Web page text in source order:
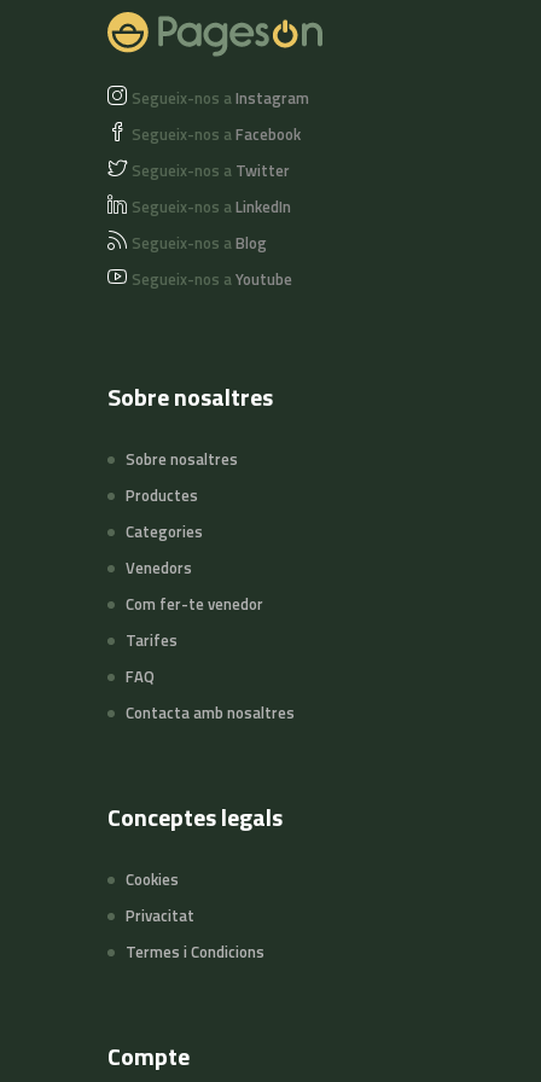
Segueix-nos aInstagram
Segueix-nos aFacebook
Segueix-nos a Twitter
Segueix-nos aLinkedIn
Segueix-nos aBlog
Segueix-nos aYoutube
Sobre nosaltres
Sobre nosaltres
Productes
Categories
Venedors
Com fer-te venedor
Tarifes
FAQ
Contacta amb nosaltres
Conceptes legals
Cookies
Privacitat
Termes i Condicions
Compte